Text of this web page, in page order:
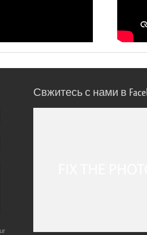
Свжитесь с нами в